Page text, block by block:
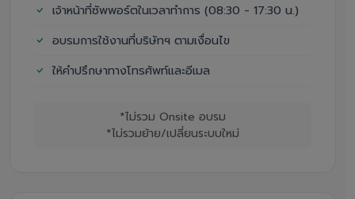
เจ้าหน้าที่ซัพพอร์ตในเวลาทำการ (08:30 - 17:30 น.)
อบรมการใช้งานที่บริษัทฯ ตามเงื่อนไข
ให้คำปรึกษาทางโทรศัพท์และอีเมล
*ไม่รวม Onsite อบรม
*ไม่รวมย้าย/เปลี่ยนระบบใหม่